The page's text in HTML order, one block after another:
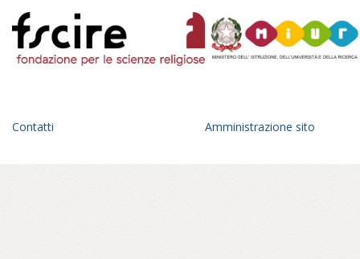
Contatti Amministrazione sito